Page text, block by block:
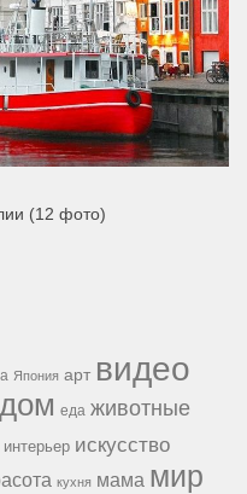
(12 фото)
Япония арт видео
дом еда животные
интерьер искусство
кухня мама мир